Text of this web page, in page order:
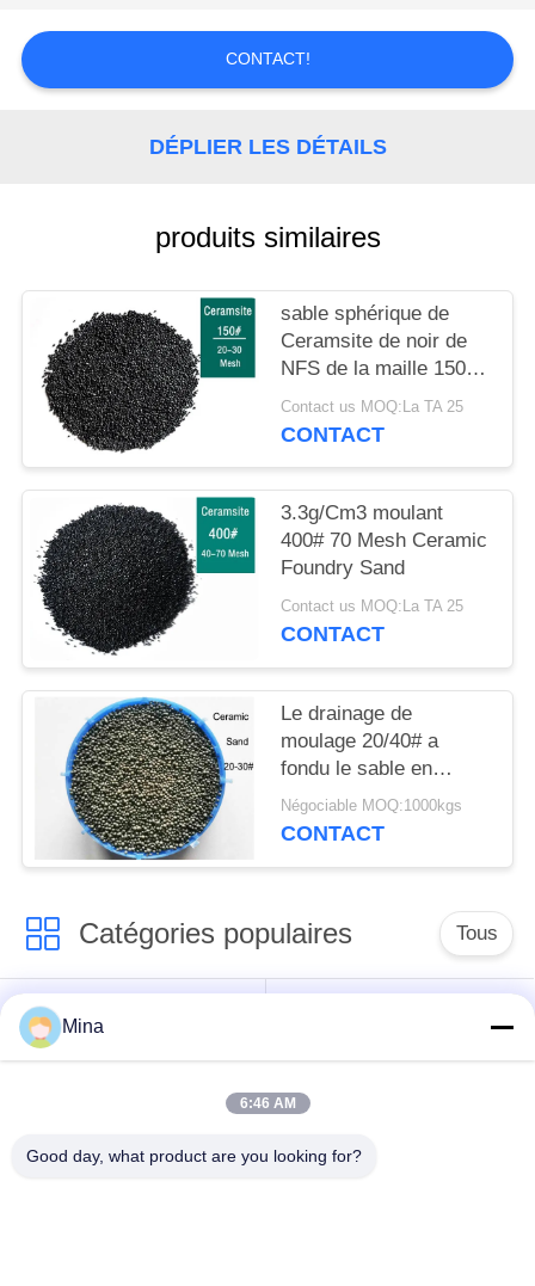
NOUVELLES
DEMANDEZ
CITATION
PLAN
SITE
POLITIQUE
DE
CONFIDENTIALITÉ
CONTACT!
DÉPLIER LES DÉTAILS
produits similaires
sable sphérique de
Ceramsite de noir de
NFS de la maille 150#
30
Contact us MOQ:La TA 25
CONTACT
3.3g/Cm3 moulant
400# 70 Mesh Ceramic
Foundry Sand
Contact us MOQ:La TA 25
CONTACT
Le drainage de
moulage 20/40# a
fondu le sable en
céramique de fonderie
Négociable MOQ:1000kgs
CONTACT
Catégories populaires Tous
Perles de sablage en
céramique
Médias de broyage
Mina
6:46 AM
Good day, what product are you looking for?